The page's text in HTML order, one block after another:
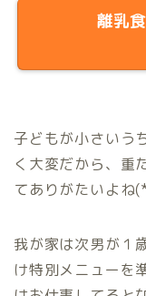
離乳
子どもが小さいう
く大変だから、重
てありがたいよ
我が家は次男が１
け特別メニューを